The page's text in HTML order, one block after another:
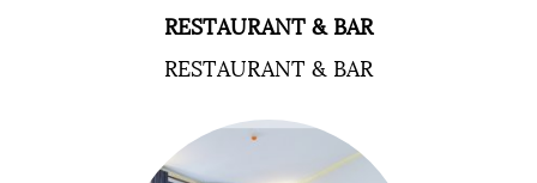
RESTAURANT & BAR
RESTAURANT & BAR